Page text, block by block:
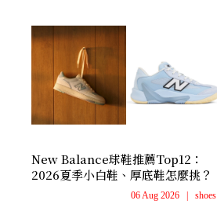
New Balance球鞋推薦Top12：
2026夏季小白鞋、厚底鞋怎麼挑？
06 Aug 2026 shoes